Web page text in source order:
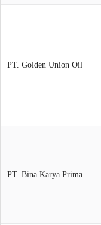
PT. Golden Union Oil
PT. Bina Karya Prima